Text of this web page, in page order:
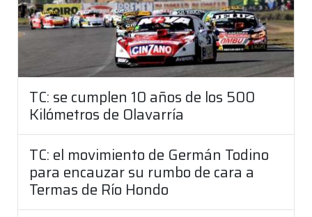
TC: se cumplen 10 años de los 500
Kilómetros de Olavarría
TC: el movimiento de Germán Todino
para encauzar su rumbo de cara a
Termas de Río Hondo